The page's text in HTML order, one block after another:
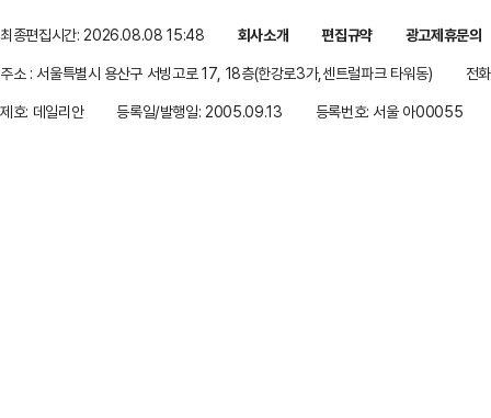
최종편집시간: 2026.08.08 15:48 회사소개 편집규약
광고제휴문의
주소 : 서울특별시 용산구 서빙고로 17, 18층(한강로3가,센트럴파크 타워동)
전
제호: 데일리안
등록일/발행일: 2005.09.13 등록번호: 서울 아00055